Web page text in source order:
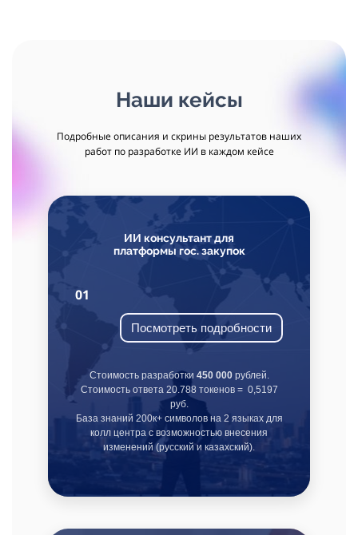
Наши кейсы
Подробные описания и скрины результатов наших
работ по разработке ИИ в каждом кейсе
ИИ консультант для
платформы гос. закупок
01
Посмотреть подробности
Стоимость разработки 450 000рублей.
Стоимость ответа 20.788 токенов = 0,5197
руб.
База знаний 200к+ символов на 2 языках для
колл центра с возможностью внесения
изменений (русский и казахский).